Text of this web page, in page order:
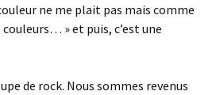
ne me plait pas mais comme
» et puis, c’est une
de rock. Nous sommes revenus